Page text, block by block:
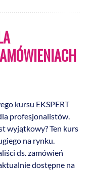
kursu EKSPERT
profesjonalistów.
wyjątkowy? Ten kurs
na rynku.
ds. zamówień
dostępne na